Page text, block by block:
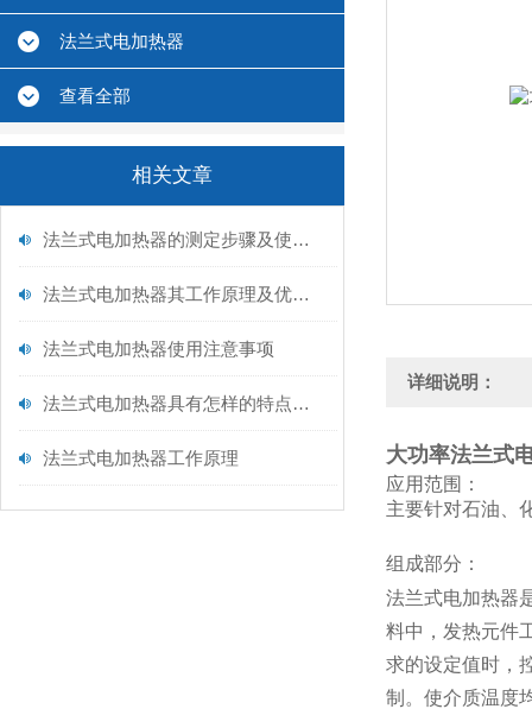
法兰式电加热器
查看全部
相关文章
法兰式电加热器的测定步骤及使用注意事项如下
法兰式电加热器其工作原理及优点分别如下
法兰式电加热器使用注意事项
法兰式电加热器具有怎样的特点呢？
法兰式电加热器工作原理
详细说明：
大功率法兰式
应用范围：
主要针对石油、
组成部分：
法兰式电加热器
料中，发热元件
求的设定值时，
制。使介质温度